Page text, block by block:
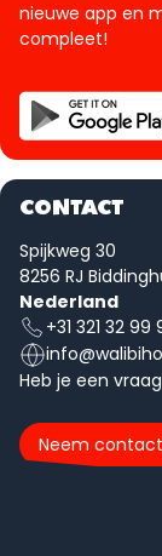
nieuwe app en
compleet!
CONTACT
Spijkweg 30
8256 RJ
Nederland
+31 321 32 99
Heb je een
Neem